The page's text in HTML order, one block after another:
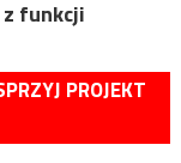
funkcji
PROJEKT